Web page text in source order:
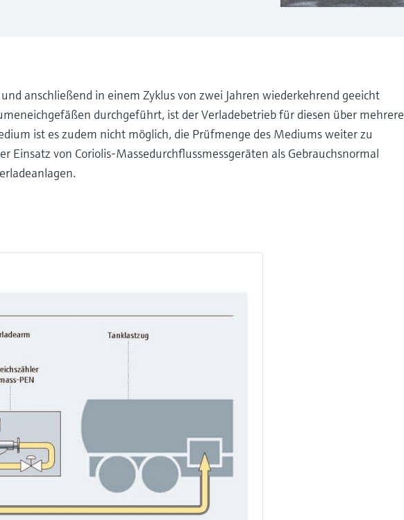
anschließend in einem Zyklus von zwei Jahren wiederkehrend geeicht
durchgeführt, ist der Verladebetrieb für diesen über mehrere
ist es zudem nicht möglich, die Prüfmenge des Mediums weiter zu
von Coriolis-Massedurchflussmessgeräten als Gebrauchsnormal